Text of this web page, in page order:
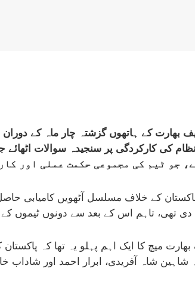
بھارت کے ہاتھوں گزشتہ چار ماہ کے
جو ٹیم کی مجموعی حکمت عملی اور
کے خلاف مسلسل آٹھویں کامیابی